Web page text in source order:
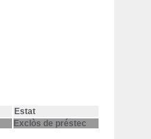
Estat
Exclòs de préstec